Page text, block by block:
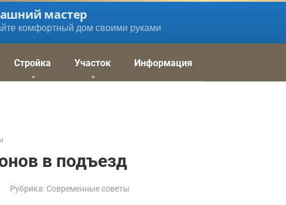
мастер
комфортный дом своими руками
Стройка Участок Информация
в подъезд
Рубрика: Современные советы